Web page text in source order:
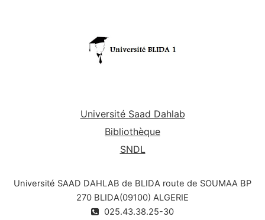
Université Saad Dahlab
Bibliothèque
SNDL
Université SAAD DAHLAB de BLIDA route de SOUMAA BP
270 BLIDA(09100) ALGERIE
025.43.38.25-30